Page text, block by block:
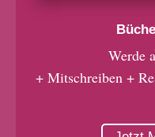
Werde
+ Mitschreiben +